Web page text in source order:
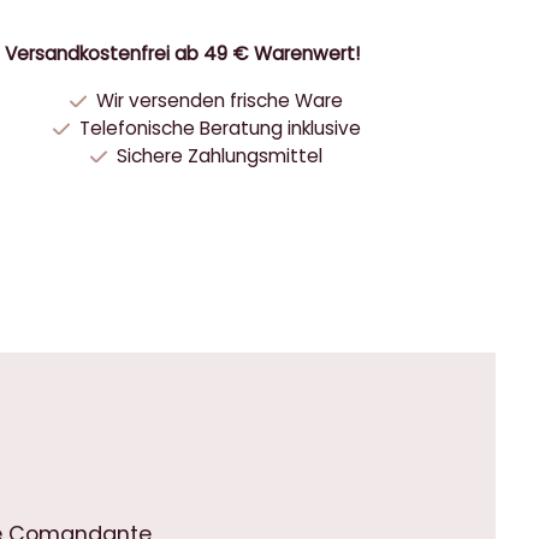
Versandkostenfrei ab 49 € Warenwert!
Wir versenden frische Ware
Telefonische Beratung inklusive
Sichere Zahlungsmittel